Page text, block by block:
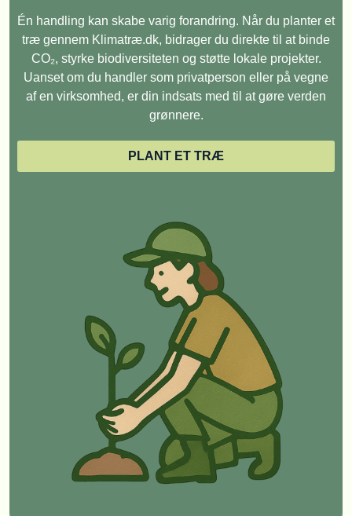
Én handling kan skabe varig forandring. Når du planter et
træ gennem Klimatræ.dk, bidrager du direkte til at binde
CO₂, styrke biodiversiteten og støtte lokale projekter.
Uanset om du handler som privatperson eller på vegne
af en virksomhed, er din indsats med til at gøre verden
grønnere.
PLANT ET TRÆ